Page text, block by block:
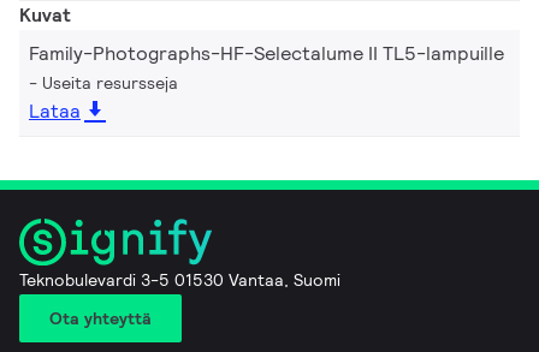
Kuvat
Family-Photographs-HF-Selectalume II TL5-lampuille
Useita resursseja
Lataa
Teknobulevardi 3-5 01530 Vantaa, Suomi
Ota yhteyttä